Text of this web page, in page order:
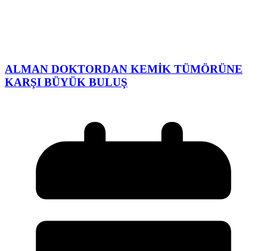
ALMAN DOKTORDAN KEMİK TÜMÖRÜNE
KARŞI BÜYÜK BULUŞ